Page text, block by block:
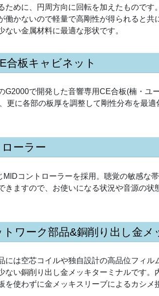
ために、円周方向に回転を加えたものです
働かないので軽量で高剛性が得られると
ない金属材料に最適な形状です。
合板キャビネット
G2000で開発した音響専用CE合板(楠・ユ
更に各部の板厚を調整して剛性分布を最
ーラー
MIDコントローラーを採用。聴覚の敏感な
きますので、お使いになる状況や音源の状
トワーク部品&銅削り出し金メ
には空芯コイルや独自設計の高品位フィ
ない銅削り出し金メッキターミナルです。
を使わずに金メッキスリーブによるカシメ